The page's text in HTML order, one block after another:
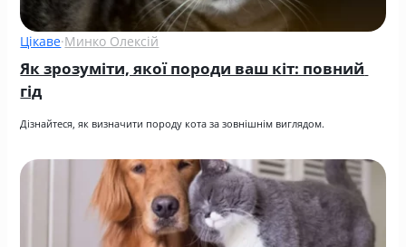
Цікаве·Минко Олексій
Як зрозуміти, якої породи ваш кіт: повний
гід
Дізнайтеся, як визначити породу кота за зовнішнім виглядом.